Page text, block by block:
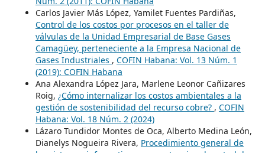
Carlos Javier Más López, Yamilet Fuentes Pardiñas,
Control de los costos por procesos en el taller de
válvulas de la Unidad Empresarial de Base Gases
Camagüey, perteneciente a la Empresa Nacional de
Gases Industriales , COFIN Habana: Vol. 13 Núm. 1
(2019): COFIN Habana
Ana Alexandra López Jara, Marlene Leonor Cañizares
Roig, ¿Cómo internalizar los costos ambientales a la
gestión de sostenibilidad del recurso cobre? , COFIN
Habana: Vol. 18 Núm. 2 (2024)
Lázaro Tundidor Montes de Oca, Alberto Medina León,
Dianelys Nogueira Rivera, Procedimiento general de